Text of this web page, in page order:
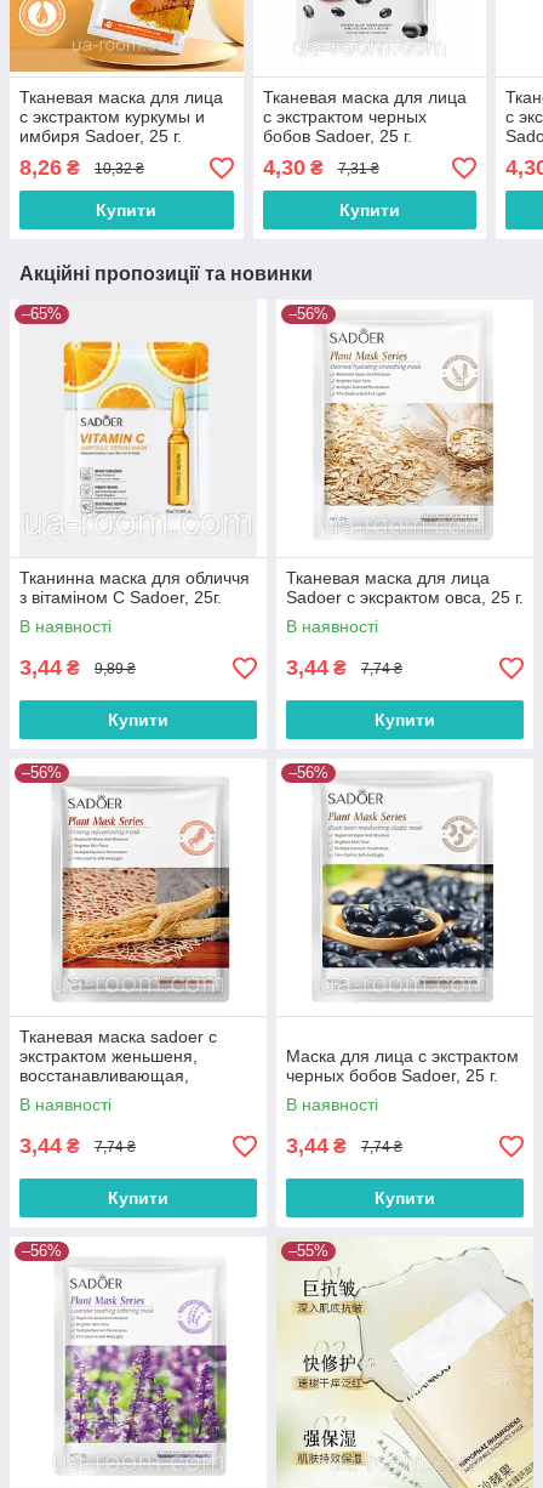
Тканевая маска для лица
с экстрактом куркумы и
имбиря Sadoer, 25 г.
8,26 ₴ 10,32 ₴
Купити
Тканевая маска для лица
с экстрактом черных
бобов Sadoer, 25 г.
4,30₴ 7,31 ₴
Купити
с
Акційні пропозиції та новинки
–65%
Тканинна маска для обличчя
з вітаміном С Sadoer, 25г.
В наявності
3,44 ₴ 9,89 ₴
Купити
–56%
Тканевая маска для лица
Sadoer с эксрактом овса, 25 г.
В наявності
3,44 ₴ 7,74 ₴
Купити
–56%
Тканевая маска sadoer с
экстрактом женьшеня,
восстанавливающая,
тонизирующая, 25 г.
В наявності
3,44 ₴ 7,74 ₴
Купити
–56%
Маска для лица с экстрактом
черных бобов Sadoer, 25 г.
В наявності
3,44 ₴ 7,74 ₴
Купити
–56% –55%